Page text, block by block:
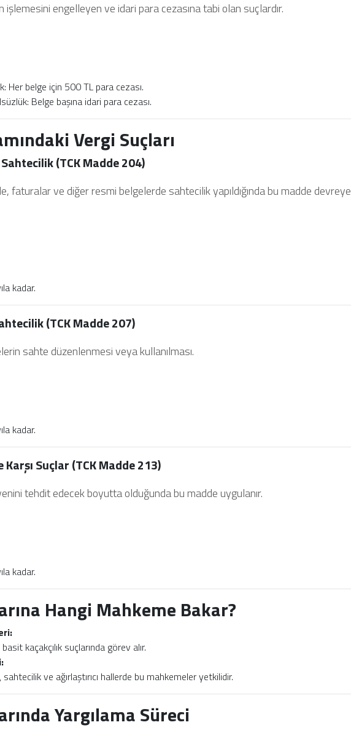
engelleyen ve idari para cezasına tabi olan suçlardır.
Her belge için 500 TL para cezası.
Belge başına idari para cezası.
Vergi Suçları
(TCK Madde 204)
faturalar ve diğer resmi belgelerde sahtecilik yapıldığında bu madde devreye
kadar.
(TCK Madde 207)
sahte düzenlenmesi veya kullanılması.
kadar.
Suçlar (TCK Madde 213)
tehdit edecek boyutta olduğunda bu madde uygulanır.
kadar.
Hangi Mahkeme Bakar?
kaçakçılık suçlarında görev alır.
sahtecilik ve ağırlaştırıcı hallerde bu mahkemeler yetkilidir.
Yargılama Süreci